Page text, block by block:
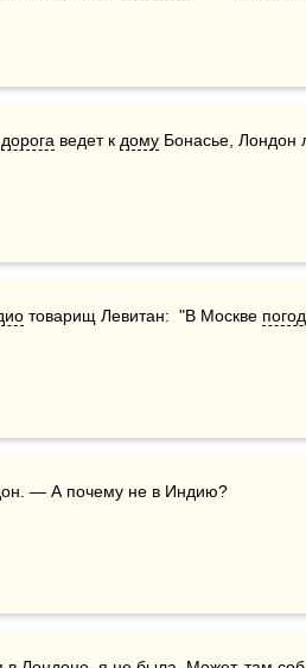
дорога ведет к дому Бонасье, Лондон
товарищ Левитан:  "В Москве
— А почему не в Индию?